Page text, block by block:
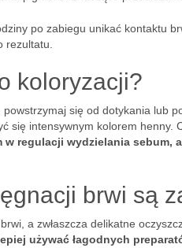
po zabiegu unikać kontaktu
rezultatu.
koloryzacji?
się od dotykania lub
się intensywnym kolorem
w regulacji wydzielania sebum,
brwi są
a zwłaszcza delikatne
używać łagodnych